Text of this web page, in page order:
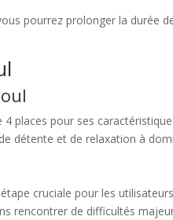
pourrez prolonger la
places pour ses
détente et de relaxation à
cruciale pour les
rencontrer de difficultés